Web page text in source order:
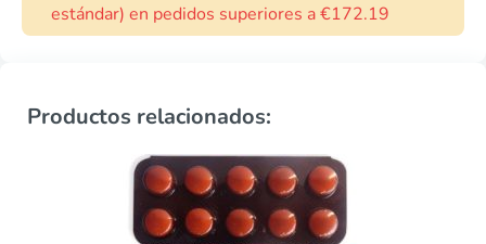
estándar) en pedidos superiores a €172.19
Productos relacionados: